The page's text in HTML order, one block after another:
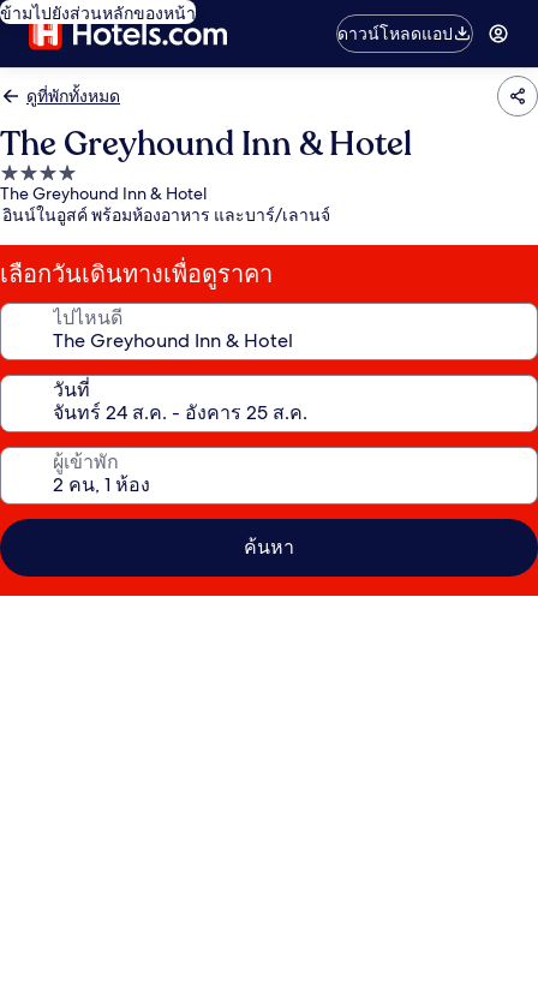
ข้ามไปยังส่วนหลักของหน้า
ดาวน์โหลดแอป
ดูที่พักทั้งหมด
The Greyhound Inn & Hotel
ที่พัก
4.0
The Greyhound Inn & Hotel
อินน์ในอูสค์ พร้อมห้องอาหาร และบาร์/เลานจ์
เลือกวันเดินทางเพื่อดูราคา
ไปไหนดี
วันที่
ผู้เข้าพัก
ค้นหา